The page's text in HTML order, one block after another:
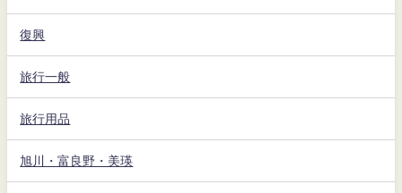
復興
旅行一般
旅行用品
旭川・富良野・美瑛